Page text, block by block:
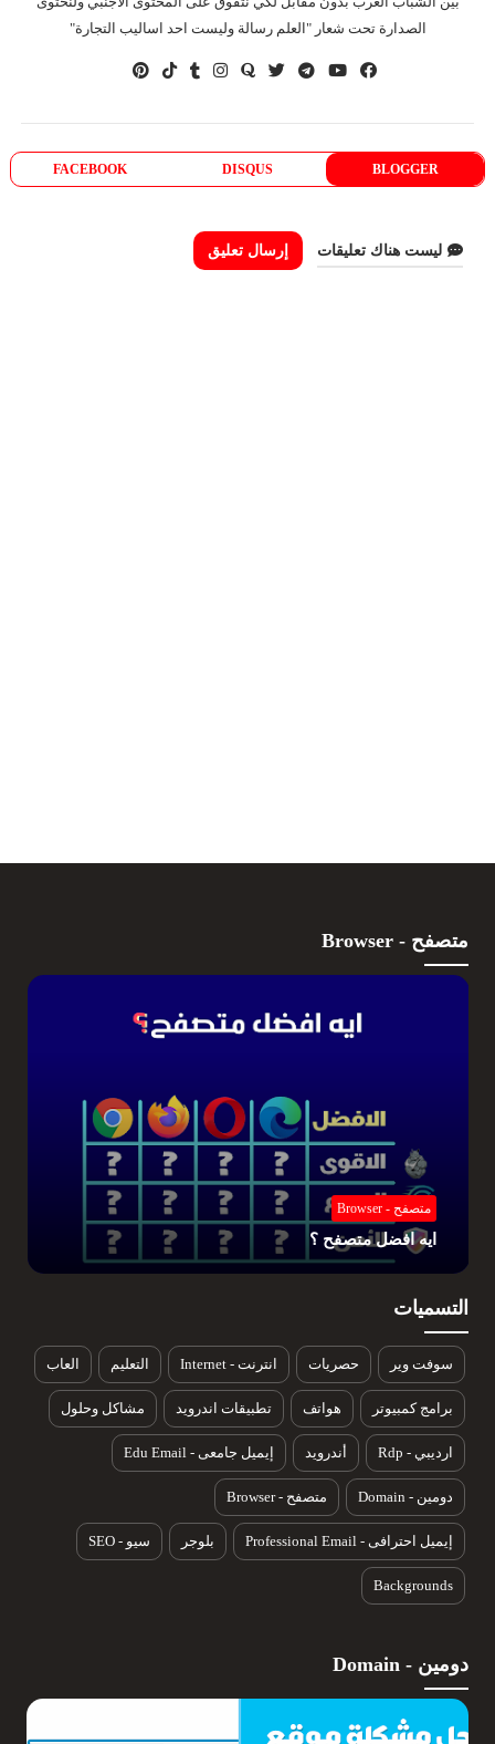
الصدارة تحت شعار "العلم رسالة وليست احد اساليب التجارة"
BLOGGER
DISQUS
FACEBOOK
ليست هناك تعليقات إرسال تعليق
متصفح - Browser
متصفح - Browser
ايه افضل متصفح ؟
التسميات
سوفت وير حصريات انترنت - Internet التعليم العاب
برامج كمبيوتر هواتف تطبيقات اندرويد مشاكل وحلول
ارديبي - Rdp أندرويد إيميل جامعى - Edu Email
دومين - Domain متصفح - Browser
إيميل احترافى - Professional Email بلوجر سيو - SEO
Backgrounds
دومين - Domain